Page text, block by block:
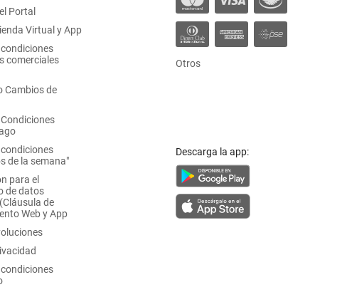
Portal
Virtual y App
comerciales
Cambios de
de la semana"
para el
de datos
de
Web y App
Otros
Descarga la app: